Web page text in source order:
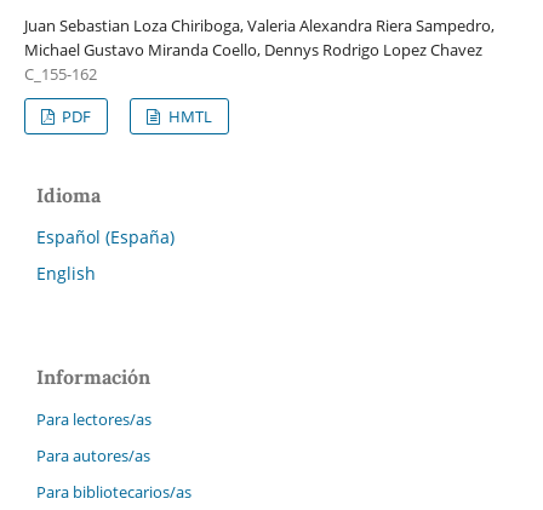
Juan Sebastian Loza Chiriboga, Valeria Alexandra Riera Sampedro,
Michael Gustavo Miranda Coello, Dennys Rodrigo Lopez Chavez
C_155-162
PDF
HMTL
Idioma
Español (España)
English
Información
Para lectores/as
Para autores/as
Para bibliotecarios/as